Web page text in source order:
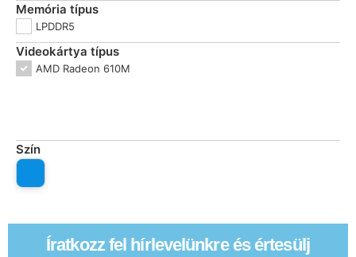
Memória típus
LPDDR5
Videokártya típus
AMD Radeon 610M
Szín
Íratkozz fel hírlevelünkre és értesülj